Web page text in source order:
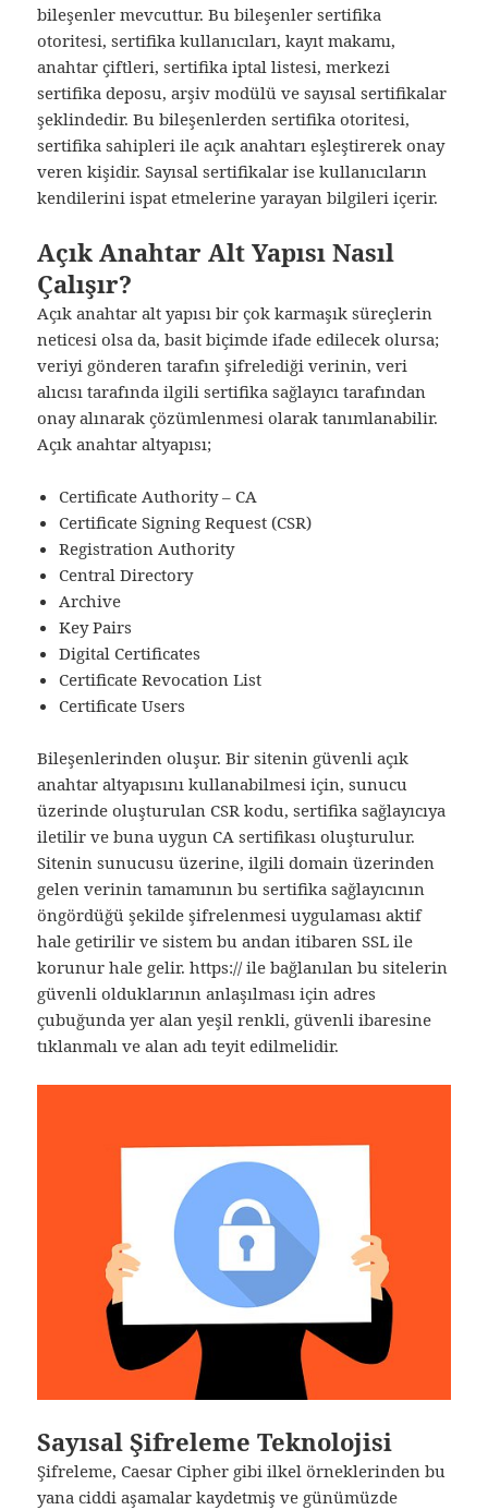
bileşenler mevcuttur. Bu bileşenler sertifika
otoritesi, sertifika kullanıcıları, kayıt makamı,
anahtar çiftleri, sertifika iptal listesi, merkezi
sertifika deposu, arşiv modülü ve sayısal sertifikalar
şeklindedir. Bu bileşenlerden sertifika otoritesi,
sertifika sahipleri ile açık anahtarı eşleştirerek onay
veren kişidir. Sayısal sertifikalar ise kullanıcıların
kendilerini ispat etmelerine yarayan bilgileri içerir.
Açık Anahtar Alt Yapısı Nasıl
Çalışır?
Açık anahtar alt yapısı bir çok karmaşık süreçlerin
neticesi olsa da, basit biçimde ifade edilecek olursa;
veriyi gönderen tarafın şifrelediği verinin, veri
alıcısı tarafında ilgili sertifika sağlayıcı tarafından
onay alınarak çözümlenmesi olarak tanımlanabilir.
Açık anahtar altyapısı;
Certificate Authority – CA
Certificate Signing Request (CSR)
Registration Authority
Central Directory
Archive
Key Pairs
Digital Certificates
Certificate Revocation List
Certificate Users
Bileşenlerinden oluşur. Bir sitenin güvenli açık
anahtar altyapısını kullanabilmesi için, sunucu
üzerinde oluşturulan CSR kodu, sertifika sağlayıcıya
iletilir ve buna uygun CA sertifikası oluşturulur.
Sitenin sunucusu üzerine, ilgili domain üzerinden
gelen verinin tamamının bu sertifika sağlayıcının
öngördüğü şekilde şifrelenmesi uygulaması aktif
hale getirilir ve sistem bu andan itibaren SSL ile
korunur hale gelir. https:// ile bağlanılan bu sitelerin
güvenli olduklarının anlaşılması için adres
çubuğunda yer alan yeşil renkli, güvenli ibaresine
tıklanmalı ve alan adı teyit edilmelidir.
Sayısal Şifreleme Teknolojisi
Şifreleme, Caesar Cipher gibi ilkel örneklerinden bu
yana ciddi aşamalar kaydetmiş ve günümüzde